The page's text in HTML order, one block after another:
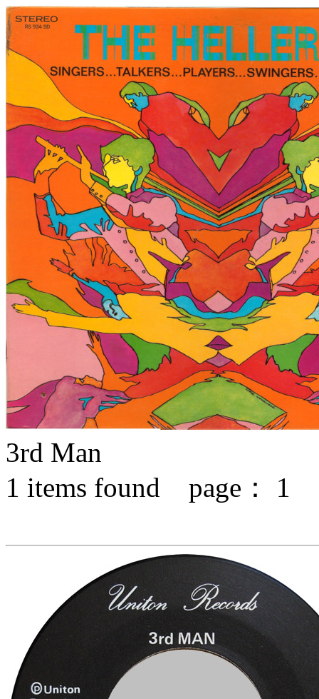
3rd Man
1 items found page： 1